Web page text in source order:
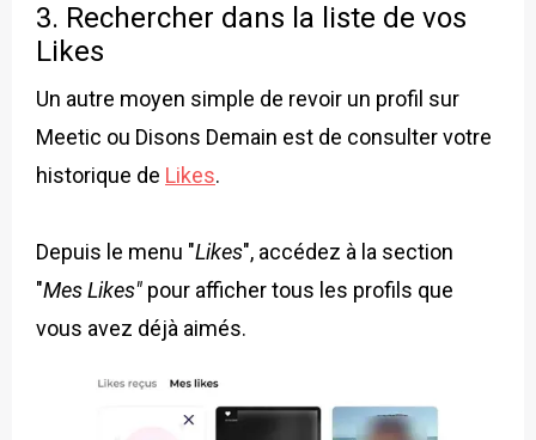
3. Rechercher dans la liste de vos
Likes
Un autre moyen simple de revoir un profil sur
Meetic ou Disons Demain est de consulter votre
historique de Likes.
Depuis le menu "Likes", accédez à la section
"Mes Likes" pour afficher tous les profils que
vous avez déjà aimés.